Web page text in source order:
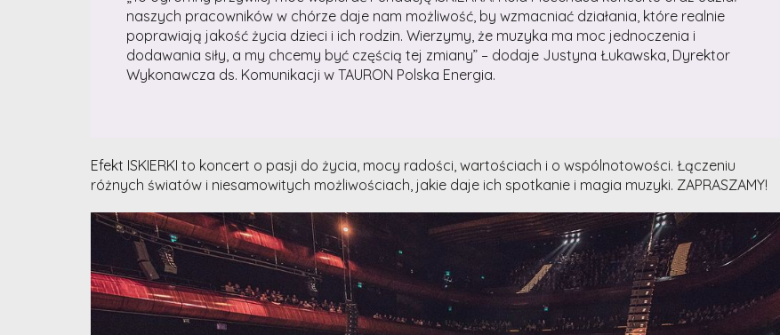
naszych pracowników w chórze daje nam możliwość, by wzmacniać działania, które realnie
poprawiają jakość życia dzieci i ich rodzin. Wierzymy, że muzyka ma moc jednoczenia i
dodawania siły, a my chcemy być częścią tej zmiany” – dodaje Justyna Łukawska, Dyrektor
Wykonawcza ds. Komunikacji w TAURON Polska Energia.
Efekt ISKIERKI to koncert o pasji do życia, mocy radości, wartościach i o wspólnotowości. Łączeniu
różnych światów i niesamowitych możliwościach, jakie daje ich spotkanie i magia muzyki. ZAPRASZAMY!